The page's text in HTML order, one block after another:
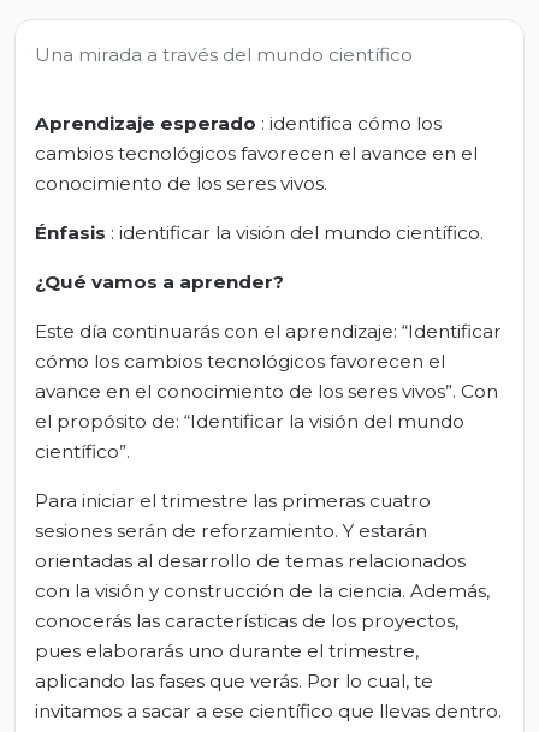
Una mirada a través del mundo científico
Aprendizaje esperado : identifica cómo los
cambios tecnológicos favorecen el avance en el
conocimiento de los seres vivos.
Énfasis : identificar la visión del mundo científico.
¿Qué vamos a aprender?
Este día continuarás con el aprendizaje: “Identificar
cómo los cambios tecnológicos favorecen el
avance en el conocimiento de los seres vivos”. Con
el propósito de: “Identificar la visión del mundo
científico”.
Para iniciar el trimestre las primeras cuatro
sesiones serán de reforzamiento. Y estarán
orientadas al desarrollo de temas relacionados
con la visión y construcción de la ciencia. Además,
conocerás las características de los proyectos,
pues elaborarás uno durante el trimestre,
aplicando las fases que verás. Por lo cual, te
invitamos a sacar a ese científico que llevas dentro.